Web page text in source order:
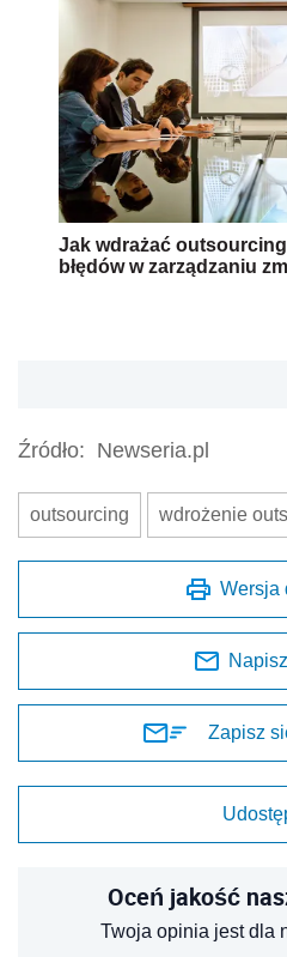
Jak wdrażać
błędów w zarządzaniu
Źródło: Newseria.pl
outsourcing wdrożenie
Wersja
Zapisz
Oceń jakość
Twoja opinia jest dla